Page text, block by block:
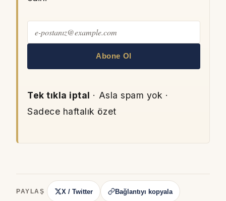
Abone Ol
Tek tıkla iptal · Asla spam yok ·
Sadece haftalık özet
PAYLAŞ X / Twitter Bağlantıyı kopyala